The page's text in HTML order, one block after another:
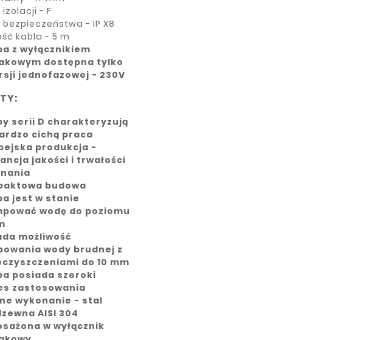
izolacji - F
bezpieczeństwa - IP X8
kabla - 5 m
z wyłącznikiem
dostępna tylko
jednofazowej - 230V
serii D charakteryzują
cichą praca
produkcja -
jakości i trwałości
budowa
jest w stanie
wodę do poziomu
możliwość
wody brudnej z
do 10 mm
posiada szeroki
zastosowania
wykonanie - stal
AISI 304
w wyłącznik